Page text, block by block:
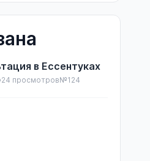
в Ессентуках
24 просмотров№124